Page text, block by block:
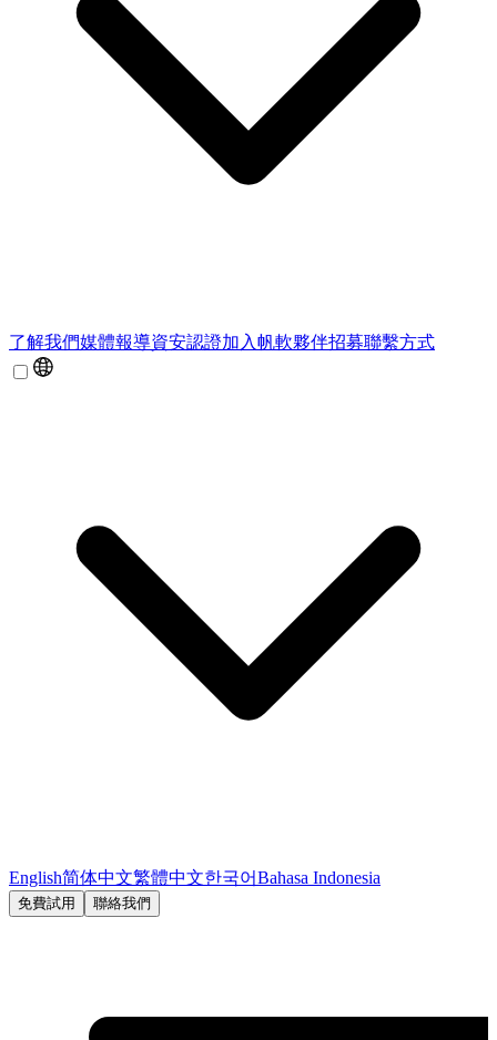
了解我們媒體報導資安認證加入帆軟夥伴招募聯繫方式
English简体中文繁體中文한국어Bahasa Indonesia
免費試用 聯絡我們